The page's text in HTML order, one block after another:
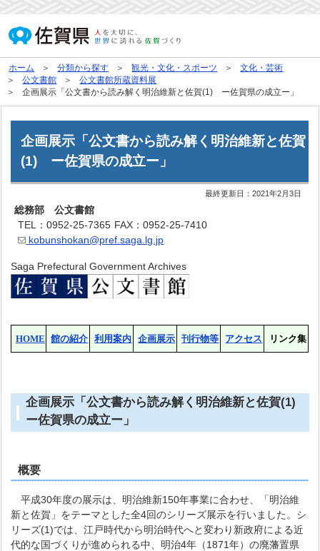
ホーム 分類から探す 観光・文化・スポーツ
文化・芸術
公文書館
公文書館所蔵資料展
企画展示「公文書から読み解く明治維新と佐賀(1) ー佐賀県の成立ー」
企画展示「公文書から読み解く明治維新と佐賀
(1) ー佐賀県の成立ー」
最終更新日：2021年2月3日
総務部 公文書館
TEL：0952-25-7365 FAX：0952-25-7410
kobunshokan@pref.saga.lg.jp
Saga Prefectural Government Archives
HOME 館の紹介 利用案内 企画展示 刊行物等 アクセス リンク集
企画展示「公文書から読み解く明治維新と佐賀(1)
ー佐賀県の成立ー」
概要
平成30年度の展示は、明治維新150年事業に合わせ、「明治維
新と佐賀」をテーマとした全4回のシリーズ展示を行いました。シ
リーズ(1)では、江戸時代から明治時代へと変わり新政府による近
代的な国づくりが進められる中、明治4年（1871年）の廃藩置県